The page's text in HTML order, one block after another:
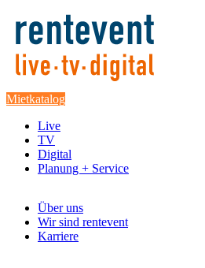
Mietkatalog
Live
TV
Digital
Planung + Service
Über uns
Wir sind rentevent
Karriere